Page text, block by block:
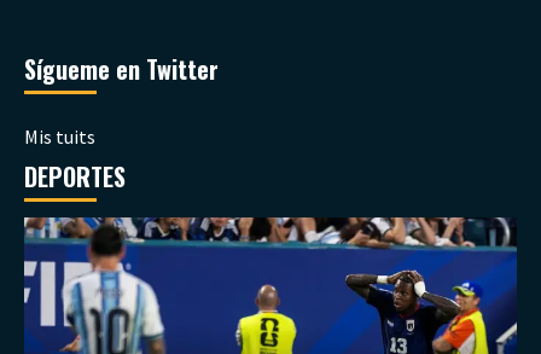
Sígueme en Twitter
Mis tuits
DEPORTES